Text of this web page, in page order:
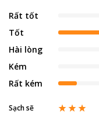
Rất tốt
Tốt
Hài lòng
Kém
Rất kém
Sạch sẽ